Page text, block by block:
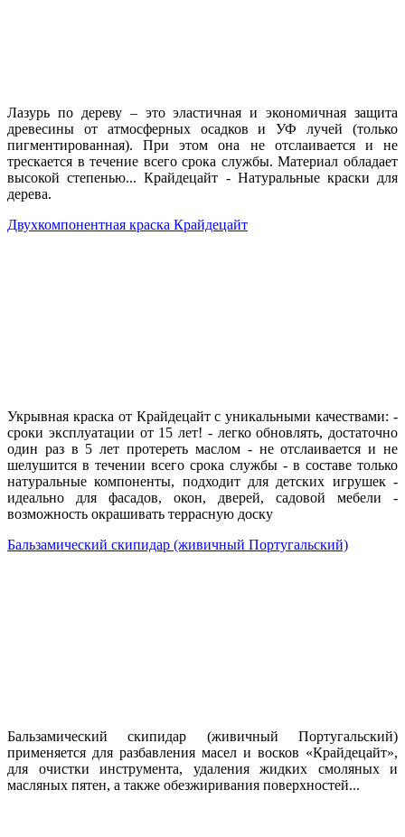
Лазурь по дереву – это эластичная и экономичная защита
древесины от атмосферных осадков и УФ лучей (только
пигментированная). При этом она не отслаивается и не
трескается в течение всего срока службы. Материал обладает
высокой степенью... Крайдецайт - Натуральные краски для
дерева.
Двухкомпонентная краска Крайдецайт
Укрывная краска от Крайдецайт с уникальными качествами: -
сроки эксплуатации от 15 лет! - легко обновлять, достаточно
один раз в 5 лет протереть маслом - не отслаивается и не
шелушится в течении всего срока службы - в составе только
натуральные компоненты, подходит для детских игрушек -
идеально для фасадов, окон, дверей, садовой мебели -
возможность окрашивать террасную доску
Бальзамический скипидар (живичный Португальский)
Бальзамический скипидар (живичный Португальский)
применяется для разбавления масел и восков «Крайдецайт»,
для очистки инструмента, удаления жидких смоляных и
масляных пятен, а также обезжиривания поверхностей...